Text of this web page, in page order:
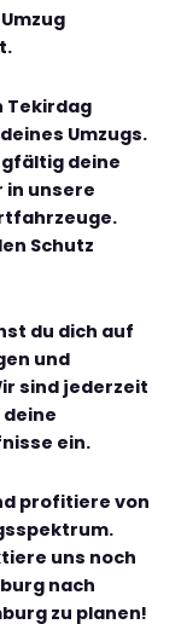
Tekirdag
Umzugs.
deine
in unsere
Schutz
du dich auf
und
sind jederzeit
ein.
profitiere von
uns noch
nach
zu planen!